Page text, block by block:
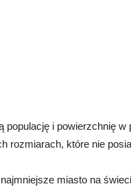
populację i powierzchnię
rozmiarach, które nie
miasto na